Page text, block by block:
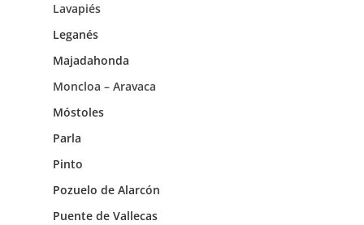
Lavapiés
Leganés
Majadahonda
Moncloa – Aravaca
Móstoles
Parla
Pinto
Pozuelo de Alarcón
Puente de Vallecas